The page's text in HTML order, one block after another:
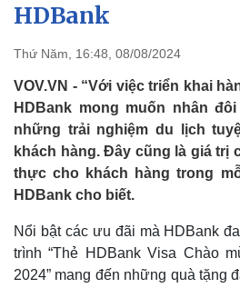
Quốc hội
HDBank
Thứ Năm, 16:48, 08/08/2024
VOV.VN - “Với việc triển khai
HDBank mong muốn nhân
những trải nghiệm du lịch
khách hàng. Đây cũng là giá trị
thực cho khách hàng trong
HDBank cho biết.
Nổi bật các ưu đãi mà HDBank
trình “Thẻ HDBank Visa Chào
2024” mang đến những quà tặng